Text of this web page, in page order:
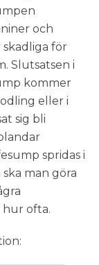
och
för
Slutsatsen i
kommer
eller i
sig bli
spridas i
man göra
ofta.